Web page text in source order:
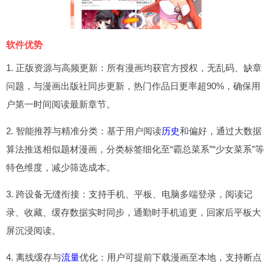
软件优势
1. 正版资源与高频更新：所有漫画均获官方授权，无乱码、缺章
问题，与漫画出版社同步更新，热门作品日更率超90%，确保用
户第一时间阅读最新章节。
2. 智能推荐与精准分类：基于用户阅读历史和偏好，通过大数据
算法推送相似题材漫画，分类标签细化至“霸总菜系”“少女菜系”等
特色维度，减少筛选成本。
3. 跨设备无缝衔接：支持手机、平板、电脑多端登录，阅读记
录、收藏、缓存数据实时同步，通勤时手机追更，回家后平板大
屏沉浸阅读。
4. 离线缓存与流量优化：用户可提前下载漫画至本地，支持断点